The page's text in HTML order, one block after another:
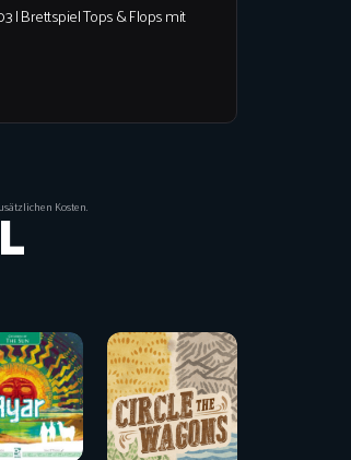
| Brettspiel Tops & Flops mit
Kosten.